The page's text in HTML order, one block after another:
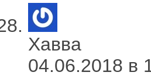
Хавва
04.06.2018 в